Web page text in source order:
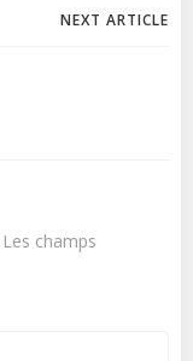
NEXT ARTICLE
Les champs